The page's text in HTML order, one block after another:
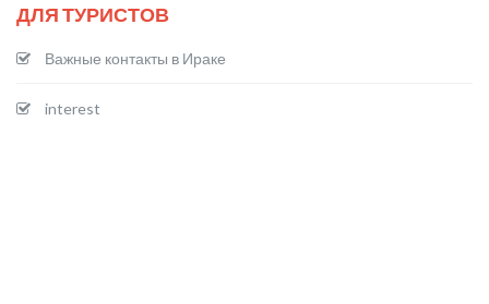
ДЛЯ ТУРИСТОВ
Важные контакты в Ираке
interest